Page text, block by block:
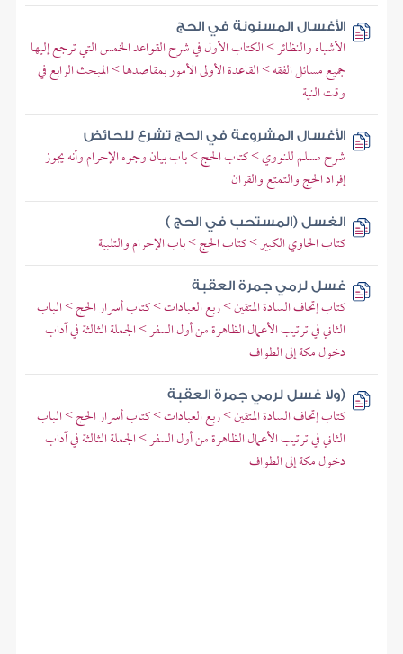
الأغسال المسنونة في الحج
الأشباه والنظائر > الكتاب الأول في شرح القواعد الخمس التي ترجع إليها
جميع مسائل الفقه > القاعدة الأولى الأمور بمقاصدها > المبحث الرابع في
وقت النية
الأغسال المشروعة في الحج تشرع للحائض
شرح مسلم للنووي > كتاب الحج > باب بيان وجوه الإحرام وأنه يجوز
إفراد الحج والتمتع والقران
الغسل (المستحب في الحج )
كتاب الحاوي الكبير > كتاب الحج > باب الإحرام والتلبية
غسل لرمي جمرة العقبة
كتاب إتحاف السادة المتقين > ربع العبادات > كتاب أسرار الحج > الباب
الثاني في ترتيب الأعمال الظاهرة من أول السفر > الجملة الثالثة في آداب
دخول مكة إلى الطواف
(ولا غسل لرمي جمرة العقبة
كتاب إتحاف السادة المتقين > ربع العبادات > كتاب أسرار الحج > الباب
الثاني في ترتيب الأعمال الظاهرة من أول السفر > الجملة الثالثة في آداب
دخول مكة إلى الطواف